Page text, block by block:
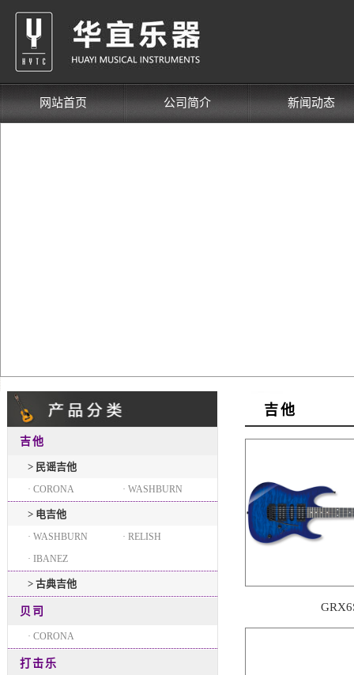
网站首页 公司简介 新闻动态
吉他
> 民谣吉他
· CORONA · WASHBURN
> 电吉他
· WASHBURN
· RELISH
· IBANEZ
> 古典吉他
贝司
· CORONA
打击乐
吉他